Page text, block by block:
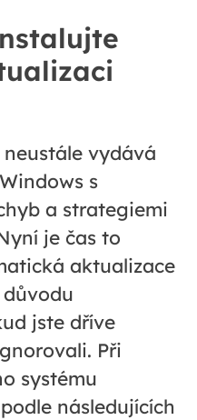
vydává
s
a strategiemi
je čas to
aktualizace
jste dříve
Při
systému
následujících